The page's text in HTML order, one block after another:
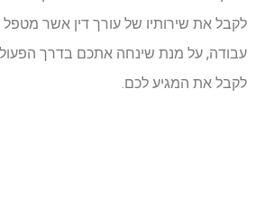
לקבל את שירותיו של עורך דין אשר
עבודה, על מנת שינחה אתכם בדרך
לקבל את המגיע לכם.